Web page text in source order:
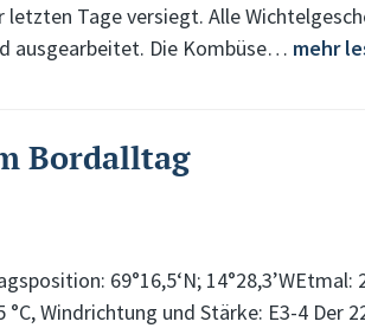
letzten Tage versiegt. Alle
ausgearbeitet. Die Kombüse… mehr
Bordalltag
69°16,5‘N;
°C, Windrichtung und Stärke: E3-4 Der